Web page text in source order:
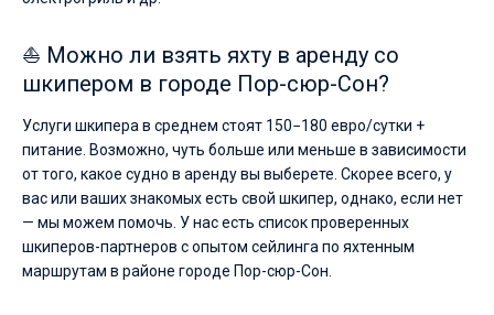
⛵ Можно ли взять яхту в аренду со
шкипером в городе Пор-сюр-Сон?
Услуги шкипера в среднем стоят 150−180 евро/сутки +
питание. Возможно, чуть больше или меньше в зависимости
от того, какое судно в аренду вы выберете. Скорее всего, у
вас или ваших знакомых есть свой шкипер, однако, если нет
— мы можем помочь. У нас есть список проверенных
шкиперов-партнеров с опытом сейлинга по яхтенным
маршрутам в районе городе Пор-сюр-Сон.